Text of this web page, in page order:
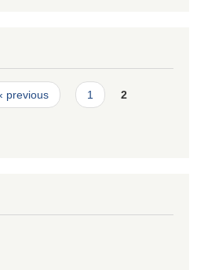
‹ previous 1 2